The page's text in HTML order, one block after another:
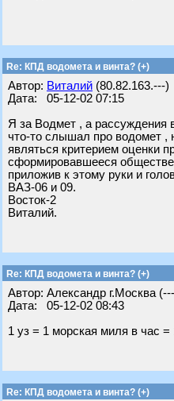
Re: КПД водомета и винта? (+)
Автор: Виталий (80.82.163.---)
Дата: 05-12-02 07:15
Я за Водмет , а рассуждения
что-то слышал про водомет ,
являться критерием оценки
сформировавшееся
приложив к этому руки и
ВАЗ-06 и 09.
Восток-2
Виталий.
Re: КПД водомета и винта? (+)
Автор: Александр г.Москва
Дата: 05-12-02 08:43
1 уз = 1 морская миля в час =
Re: КПД водомета и винта? (+)